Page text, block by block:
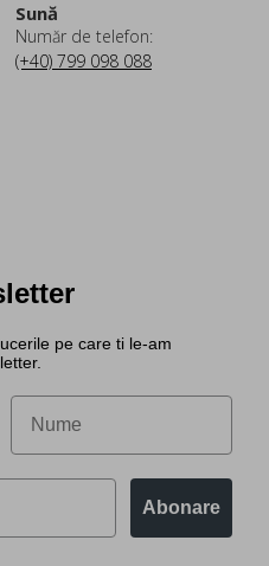
Sună
Număr de telefon:
(+40) 799 098 088
pe care ti le-am
Abonare